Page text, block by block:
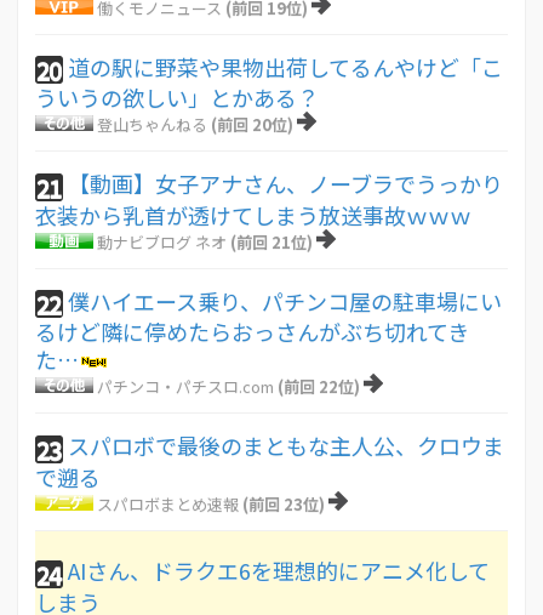
働くモノニュース (前回 19位)
20 道の駅に野菜や果物出荷してるんやけど「こ
ういうの欲しい」とかある？
登山ちゃんねる (前回 20位)
21
【動画】女子アナさん、ノーブラでうっかり
衣装から乳首が透けてしまう放送事故ｗｗｗ
動ナビブログ ネオ (前回 21位)
22僕ハイエース乗り、パチンコ屋の駐車場にい
るけど隣に停めたらおっさんがぶち切れてき
た…
パチンコ・パチスロ.com (前回 22位)
23 スパロボで最後のまともな主人公、クロウま
で遡る
スパロボまとめ速報 (前回 23位)
24AIさん、ドラクエ6を理想的にアニメ化して
しまう